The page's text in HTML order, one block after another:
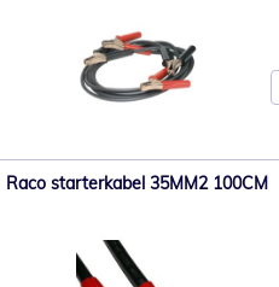
Raco starterkabel 35MM2 100CM